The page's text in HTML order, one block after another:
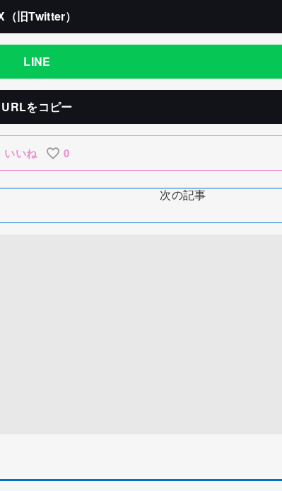
（旧Twitter）
LINE
URLをコピー
いいね 0
次の記事